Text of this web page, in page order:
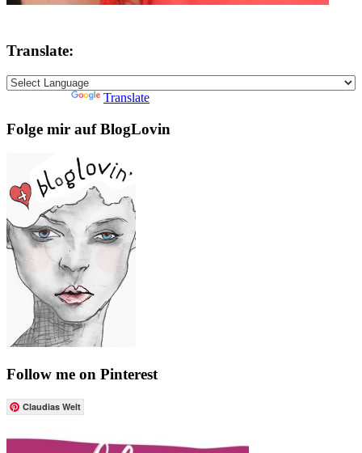
Translate:
Translate
Folge mir auf BlogLovin
Follow me on Pinterest
Claudias Welt